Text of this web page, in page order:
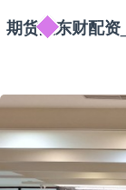
期货鑫东财配